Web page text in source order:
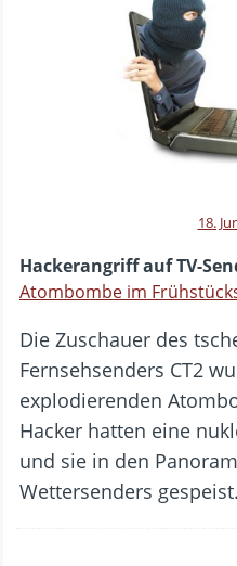
18.
Hackerangriff auf TV-
Atombombe im
Die Zuschauer des
Fernsehsenders CT2
explodierenden
Hacker hatten eine
und sie in den
Wettersenders gespeist.